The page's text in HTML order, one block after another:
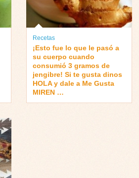
Recetas
¡Esto fue lo que le pasó a
su cuerpo cuando
consumió 3 gramos de
jengibre! Si te gusta dinos
HOLA y dale a Me Gusta
MIREN …